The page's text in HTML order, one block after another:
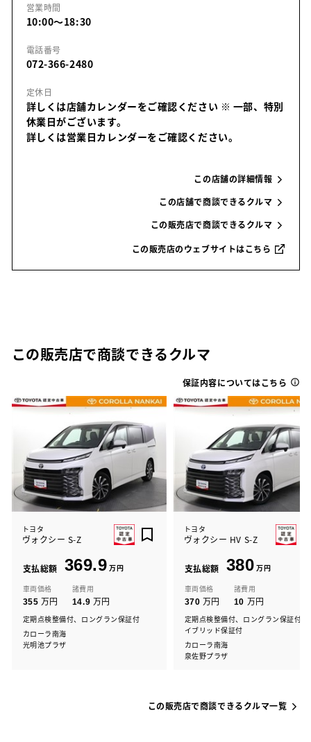
営業時間
10:00～18:30
電話番号
072-366-2480
定休日
詳しくは店舗カレンダーをご確認ください ※ 一部、特別
休業日がございます。
詳しくは営業日カレンダーをご確認ください。
この店舗の詳細情報
この店舗で商談できるクルマ
この販売店で商談できるクルマ
この販売店のウェブサイトはこちら
この販売店で商談できるクルマ
保証内容についてはこちら
トヨタ
ヴォクシー S-Z
支払総額 369.9 万円
車両価格
355 万円
諸費用
14.9 万円
定期点検整備付、ロングラン保証付
カローラ南海
光明池プラザ
トヨタ
ヴォクシー HV S-Z
支払総額 380 万円
車両価格
370 万円
諸費用
10 万円
定期点検整備付、ロングラン保証付、
イブリッド保証付
カローラ南海
泉佐野プラザ
この販売店で商談できるクルマ一覧